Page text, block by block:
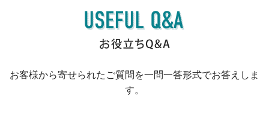
お客様から寄せられたご質問を一問一答形式でお答えしま
す。